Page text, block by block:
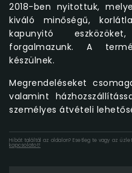
2018-ben nyitottuk,
kiváló minőségű,
kapunyitó
forgalmazunk. A
készülnek.
Megrendeléseket
valamint
személyes átvételi
Hibát találtál az oldalon? Esetleg te vagy az
kapcsolatot!